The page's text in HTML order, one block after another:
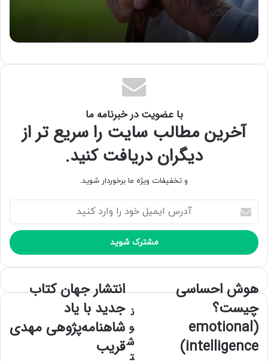
با عضویت در خبرنامه ما
آخرین مطالب سایت را سریع تر از
دیگران دریافت کنید.
و تخفیفات ویژه ما برخوردار شوید.
س
ی
ی
ل
خ
و
د
هوش احساسی
چیست؟
(emotional
intelligence)
انتشار جهان کتاب
جدید با یاد
شاهنامه‌پژوهی مهدی
قریب
ن
و
ش
ت